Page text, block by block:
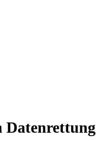
Datenrettung